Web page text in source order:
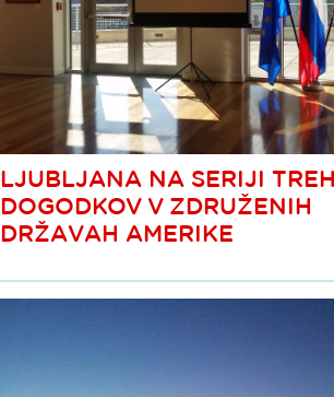
LJUBLJANA NA SERIJI TREH
DOGODKOV V ZDRUŽENIH
DRŽAVAH AMERIKE